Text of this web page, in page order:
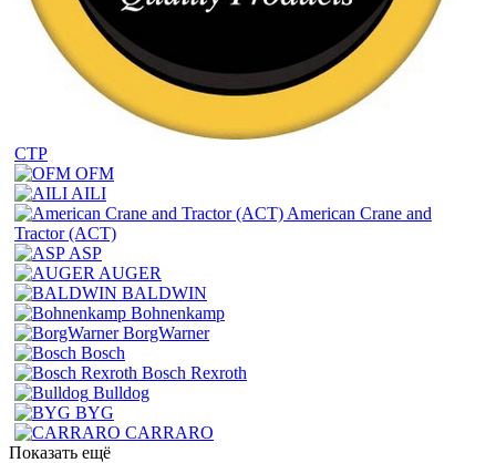
CTP
OFM
AILI
American Crane and
Tractor (ACT)
ASP
AUGER
BALDWIN
Bohnenkamp
BorgWarner
Bosch
Bosch Rexroth
Bulldog
BYG
CARRARO
Показать ещё